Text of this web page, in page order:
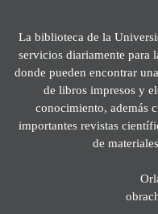
La biblioteca de la
servicios diariamente para
donde pueden encontrar
de libros impresos y
conocimiento, además
importantes revistas
de